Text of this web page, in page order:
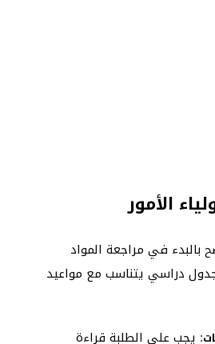
الأمور
بالبدء في مراجعة المواد
دراسي يتناسب مع مواعيد
: يجب على الطلبة قراءة